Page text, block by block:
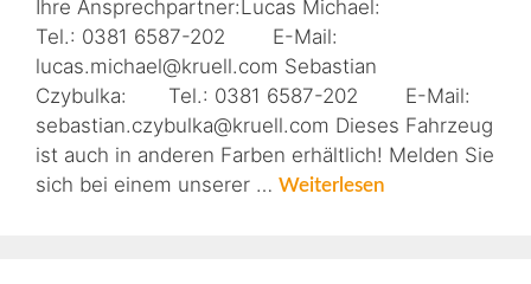
Ihre Ansprechpartner:Lucas Michael:
Tel.: 0381 6587-202 E-Mail:
lucas.michael@kruell.com Sebastian
Czybulka: Tel.: 0381 6587-202 E-Mail:
sebastian.czybulka@kruell.com Dieses Fahrzeug
ist auch in anderen Farben erhältlich! Melden Sie
sich bei einem unserer … Weiterlesen